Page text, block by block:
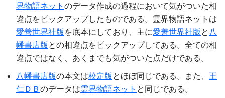
界物語ネット のデータ作成の過程において気がついた相
違点をピックアップしたものである。霊界物語ネットは
愛善世界社版 を底本にしており、主に愛善世界社版 と 八
幡書店版 との相違点をピックアップしてある。全ての相
違点ではなく、あくまでも気がついた点だけである。
八幡書店版の本文は校定版 とほぼ同じである。また、 王
仁ＤＢ のデータは霊界物語ネット と同じである。